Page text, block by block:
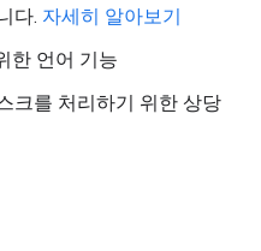
다. 자세히 알아보기
한 언어 기능
크를 처리하기 위한 상당